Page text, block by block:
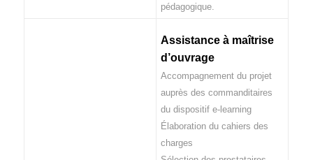
pédagogique.
Assistance à maîtrise
d’ouvrage
Accompagnement du projet
auprès des commanditaires
du dispositif e-learning
Élaboration du cahiers des
charges